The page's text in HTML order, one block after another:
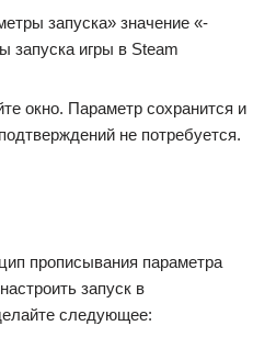
запуска» значение «-
окно. Параметр сохранится и
не потребуется.
прописывания параметра
запуск в
следующее: